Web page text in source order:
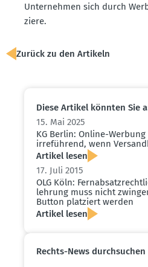
Unter­nehmen sich durch
ziere.
Zurück zu den Artikeln
Diese Artikel könnten Sie
15. Mai 2025
KG Berlin: Online-
irreführend, wenn
Artikel lesen
17. Juli 2015
OLG Köln:
lehrung muss nicht
Button platziert werden
Artikel lesen
Rechts-News durch­suchen